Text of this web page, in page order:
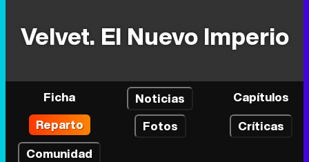
Velvet. El Nuevo Imperio
Ficha Noticias
Capítulos
Reparto
Fotos
Críticas
Comunidad